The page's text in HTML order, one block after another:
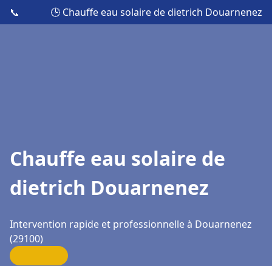
📞 🕒 Chauffe eau solaire de dietrich Douarnenez
Chauffe eau solaire de
dietrich Douarnenez
Intervention rapide et professionnelle à Douarnenez
(29100)